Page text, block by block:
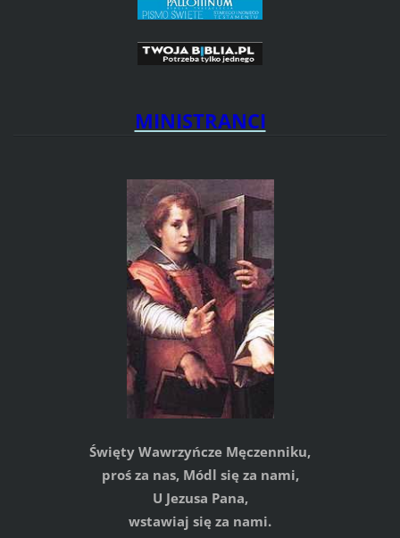
MINISTRANCI
Święty Wawrzyńcze Męczenniku,
proś za nas, Módl się za nami,
U Jezusa Pana,
wstawiaj się za nami.